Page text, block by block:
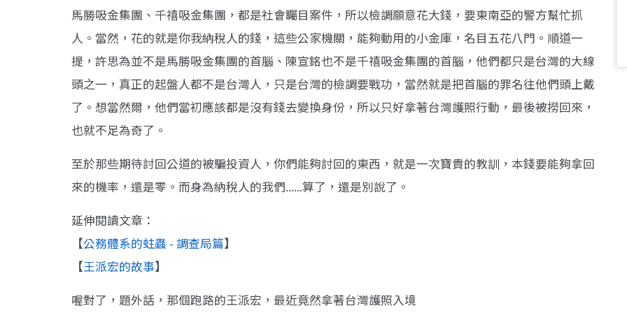
馬勝吸金集團、千禧吸金集團，都是社會矚目案件，所以檢調願意花大錢，要東南亞的警方幫忙抓
人。當然，花的就是你我納稅人的錢，這些公家機關，能夠動用的小金庫，名目五花八門。順道一
提，許思為並不是馬勝吸金集團的首腦、陳宣銘也不是千禧吸金集團的首腦，他們都只是台灣的大線
頭之一，真正的起盤人都不是台灣人，只是台灣的檢調要戰功，當然就是把首腦的罪名往他們頭上戴
了。想當然爾，他們當初應該都是沒有錢去變換身份，所以只好拿著台灣護照行動，最後被撈回來，
也就不足為奇了。
至於那些期待討回公道的被騙投資人，你們能夠討回的東西，就是一次寶貴的教訓，本錢要能夠拿回
來的機率，還是零。而身為納稅人的我們......算了，還是別說了。
延伸閱讀文章：
【公務體系的蛀蟲 - 調查局篇】
【王派宏的故事】
喔對了，題外話，那個跑路的王派宏，最近竟然拿著台灣護照入境